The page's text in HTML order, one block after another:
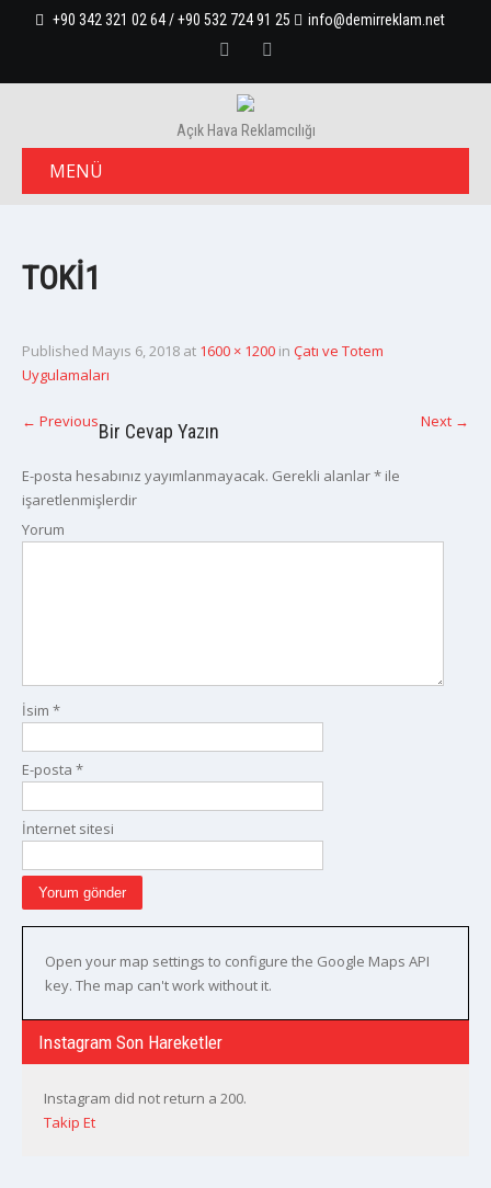
+90 342 321 02 64 / +90 532 724 91 25 info@demirreklam.net
Açık Hava Reklamcılığı
MENÜ
TOKI1
Published Mayıs 6, 2018 at 1600 × 1200 in Çatı ve Totem
Uygulamaları
← Previous Next →
Bir Cevap Yazın
E-posta hesabınız yayımlanmayacak. Gerekli alanlar* ile
işaretlenmişlerdir
Yorum
İsim *
E-posta *
İnternet sitesi
Open your map settings to configure the Google Maps API
key. The map can't work without it.
Instagram Son Hareketler
Instagram did not return a 200.
Takip Et